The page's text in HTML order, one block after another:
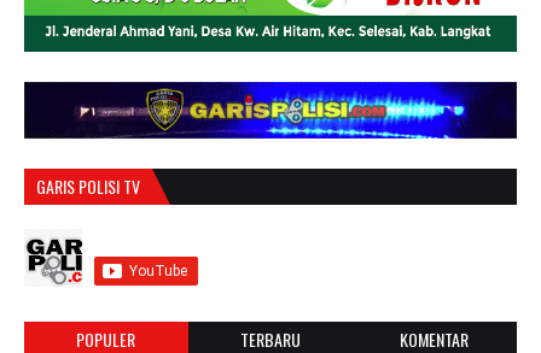
GARIS POLISI TV
POPULER TERBARU KOMENTAR